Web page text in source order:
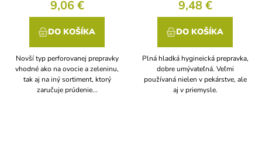
9,06 €
DO KOŠÍKA
Novší typ perforovanej prepravky
vhodné ako na ovocie a zeleninu,
tak aj na iný sortiment, ktorý
zaručuje prúdenie...
9,48 €
DO KOŠÍKA
Plná hladká hygineická prepravka,
dobre umývateľná. Veľmi
používaná nielen v pekárstve, ale
aj v priemysle.